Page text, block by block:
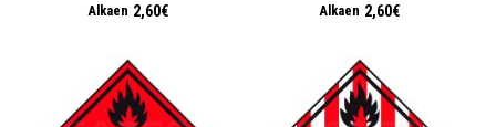
Alkaen 2,60€ Alkaen 2,60€